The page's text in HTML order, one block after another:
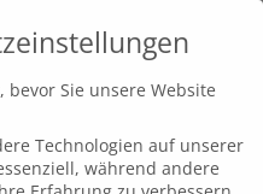
Sie unsere Website
Technologien auf unserer
während andere